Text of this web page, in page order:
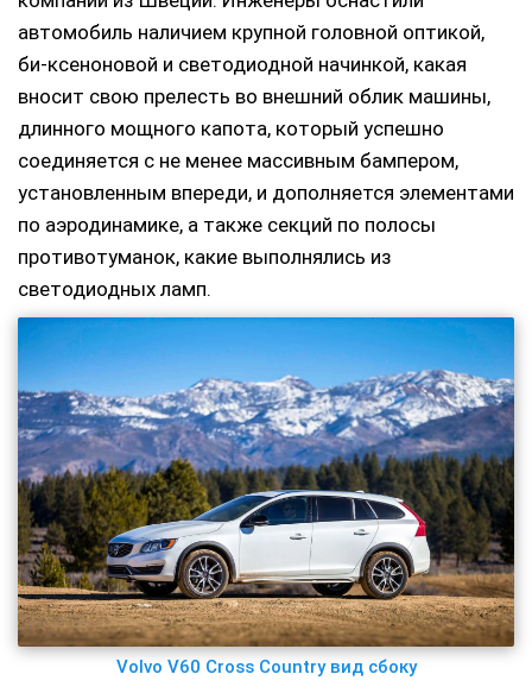
автомобиль наличием крупной головной оптикой,
би-ксеноновой и светодиодной начинкой, какая
вносит свою прелесть во внешний облик машины,
длинного мощного капота, который успешно
соединяется с не менее массивным бампером,
установленным впереди, и дополняется элементами
по аэродинамике, а также секций по полосы
противотуманок, какие выполнялись из
светодиодных ламп.
Volvo V60 Cross Country вид сбоку